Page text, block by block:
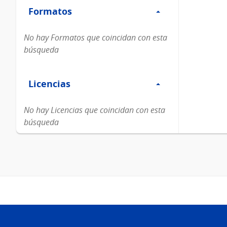
Formatos
Formatos
No hay Formatos que coincidan con esta
búsqueda
Licencias
Licencias
No hay Licencias que coincidan con esta
búsqueda